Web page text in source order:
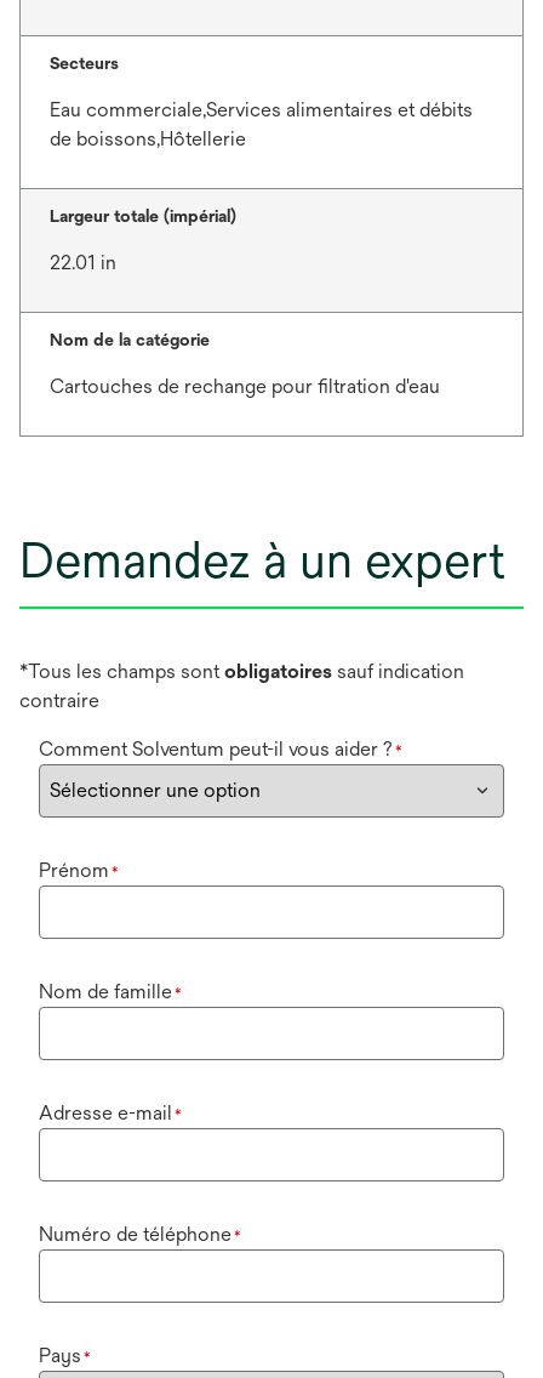
Secteurs
Eau commerciale,Services alimentaires et débits
de boissons,Hôtellerie
Largeur totale (impérial)
22.01 in
Nom de la catégorie
Cartouches de rechange pour filtration d'eau
Demandez à un expert
*Tous les champs sontobligatoires sauf indication
contraire
Comment Solventum peut-il vous aider ? *
Prénom *
Nom de famille*
Adresse e-mail *
Numéro de téléphone*
Pays *